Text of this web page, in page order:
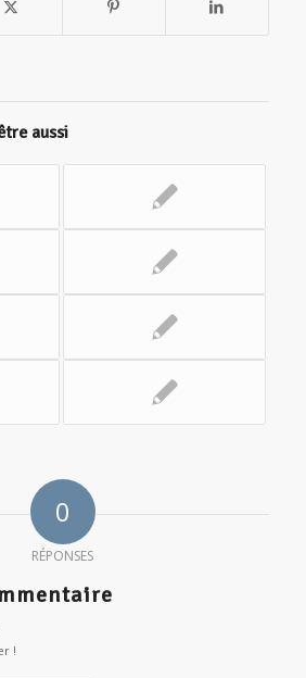
aussi
0
RÉPONSES
!